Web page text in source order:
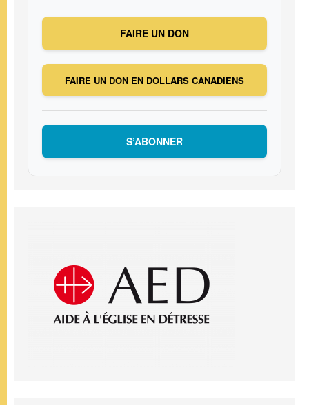
FAIRE UN DON
FAIRE UN DON EN DOLLARS CANADIENS
S’ABONNER